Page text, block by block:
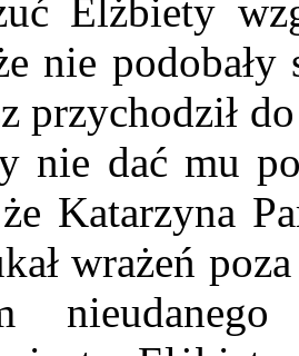
Elżbiety
nie
przychodził
nie dać mu
Katarzyna
wrażeń